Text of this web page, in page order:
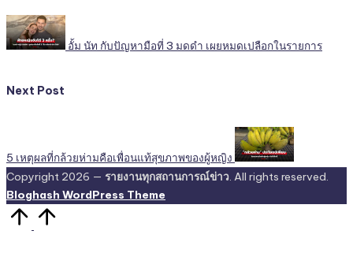
navigation
อั้ม นัท กับปัญหามือที่ 3 มดดำ เผยหมดเปลือกในรายการ
Next Post
5 เหตุผลที่กล้วยห่ามคือเพื่อนแท้สุขภาพของผู้หญิง
Copyright 2026 — รายงานทุกสถานการณ์ข่าว. All rights reserved.
Bloghash WordPress Theme